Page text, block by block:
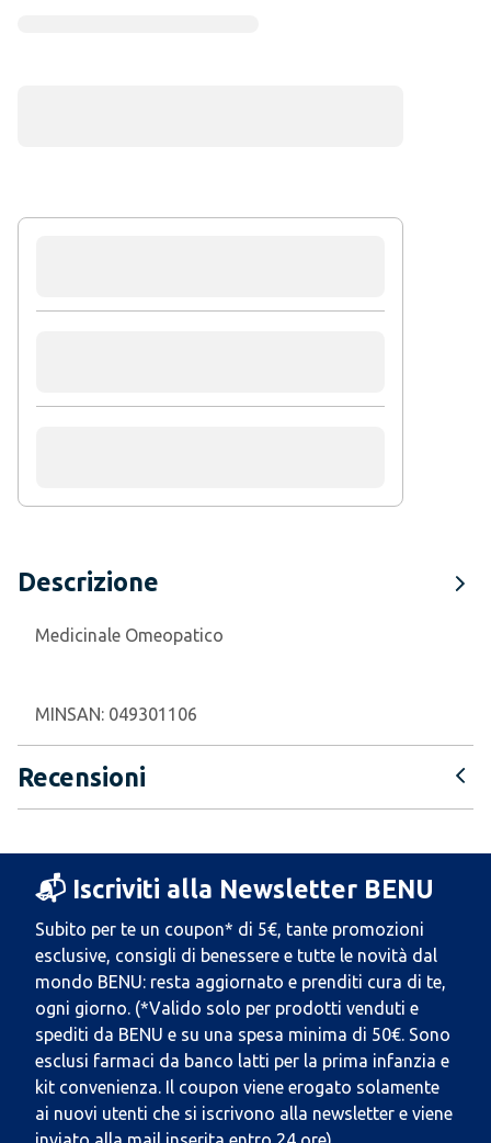
Descrizione
Medicinale Omeopatico
MINSAN: 049301106
Recensioni
📬 Iscriviti alla Newsletter BENU
Subito per te un coupon* di 5€, tante promozioni
esclusive, consigli di benessere e tutte le novità dal
mondo BENU: resta aggiornato e prenditi cura di te,
ogni giorno. (*Valido solo per prodotti venduti e
spediti da BENU e su una spesa minima di 50€. Sono
esclusi farmaci da banco latti per la prima infanzia e
kit convenienza. Il coupon viene erogato solamente
ai nuovi utenti che si iscrivono alla newsletter e viene